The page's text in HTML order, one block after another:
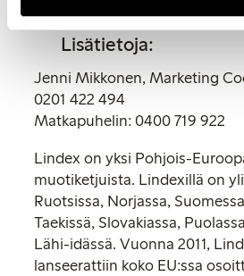
Lisätietoja:
Jenni Mikkonen, Marketing
0201 422 494
Matkapuhelin: 0400 719 922
Lindex on yksi Pohjois-
muotiketjuista. Lindexillä on
Ruotsissa, Norjassa,
Taekissä, Slovakiassa,
Lähi-idässä. Vuonna 2011,
lanseerattiin koko EU:ssa